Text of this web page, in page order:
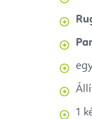
1